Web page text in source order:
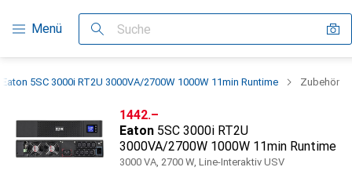
Navigation nach Kategorien
Menü Suche
Eaton 5SC 3000i RT2U 3000VA/2700W 1000W 11min Runtime Zubehör
CHF
1442.–
Eaton 5SC 3000i RT2U
3000VA/2700W 1000W 11min Runtime
3000 VA, 2700 W, Line-Interaktiv USV